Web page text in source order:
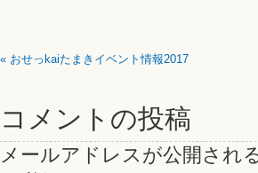
« おせっkaiたまきイベント情報2017
コメントの投稿
メールアドレスが公開され